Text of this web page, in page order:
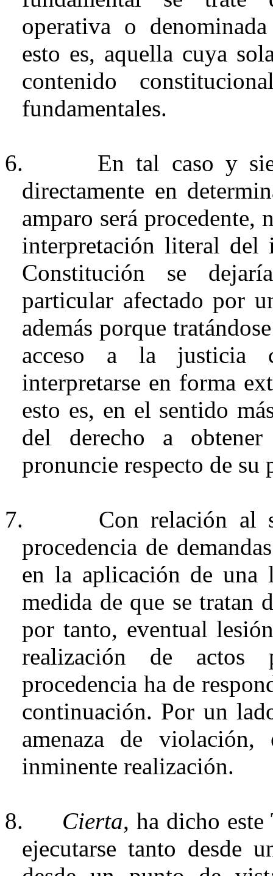
operativa o
esto es, aquella cuya
contenido
fundamentales.
6.
En tal caso y
directamente en
amparo será procedente,
interpretación literal
Constitución se
particular afectado por
además porque
acceso a la justicia
interpretarse en forma
esto es, en el sentido
del derecho a
pronuncie respecto de su
7. Conrelación al
procedencia de
en la aplicación de una
medida de que se tratan
por tanto, eventual
realización de actos
procedencia ha de
continuación. Por un
amenaza de
inminente realización.
8. Cierta, ha dicho
ejecutarse tanto desde